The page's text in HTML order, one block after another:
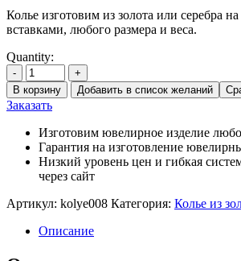
Колье изготовим из золота или серебра
вставками, любого размера и веса.
Quantity:
-
+
В корзину
Добавить в список желаний
Заказать
Изготовим ювелирное изделие
Гарантия на изготовление
Низкий уровень цен и гибкая
через сайт
Артикул: kolye008 Категория: Колье из
Описание